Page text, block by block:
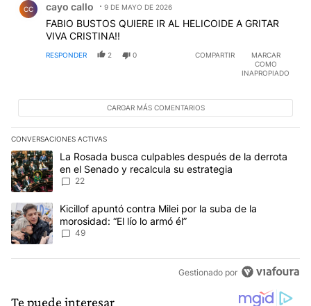
CC cayo callo 9 DE MAYO DE 2026
FABIO BUSTOS QUIERE IR AL HELICOIDE A GRITAR
VIVA CRISTINA!!
RESPONDER 2 0 COMPARTIR
MARCAR
COMO
INAPROPIADO
CARGAR MÁS COMENTARIOS
CONVERSACIONES ACTIVAS
Este listado muestra los artículos con más comentarios en los
Un artículo de tendencia con el título "La Rosada busca
La Rosada busca culpables después de la derrota
en el Senado y recalcula su estrategia
22
Un artículo de tendencia con el título "Kicillof apuntó contra Milei
Kicillof apuntó contra Milei por la suba de la
morosidad: “El lío lo armó él”
49
Gestionado por